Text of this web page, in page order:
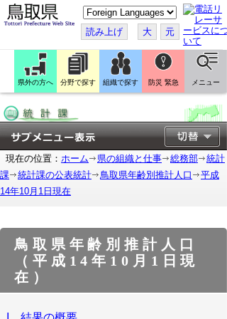
こ
の
ペ
ー
ジ
翻
訳
す
読み上げ 大 元
県外の方へ 分野で探す 組織で探す 防災 緊急 メニュー
現在の位置： ホーム 県の組織と仕事 総務部
統計
課
統計課の公表統計 鳥取県年齢別推計人口
平成
14年10月1日現在
鳥取県年齢別推計人口
（平成14年10月1日現
在）